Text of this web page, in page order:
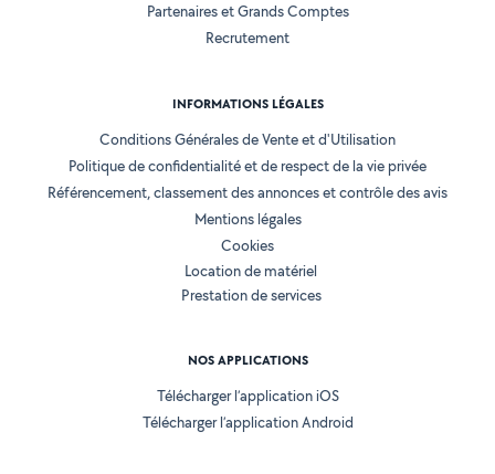
Partenaires et Grands Comptes
Recrutement
INFORMATIONS LÉGALES
Conditions Générales de Vente et d'Utilisation
Politique de confidentialité et de respect de la vie privée
Référencement, classement des annonces et contrôle des avis
Mentions légales
Cookies
Location de matériel
Prestation de services
NOS APPLICATIONS
Télécharger l’application iOS
Télécharger l’application Android